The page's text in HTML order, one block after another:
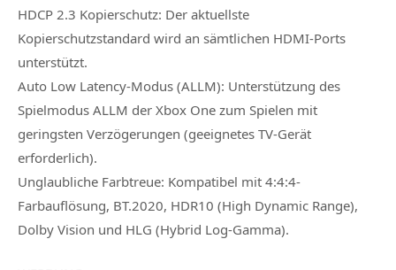
HDCP 2.3 Kopierschutz: Der aktuellste
Kopierschutzstandard wird an sämtlichen HDMI-Ports
unterstützt.
Auto Low Latency-Modus (ALLM): Unterstützung des
Spielmodus ALLM der Xbox One zum Spielen mit
geringsten Verzögerungen (geeignetes TV-Gerät
erforderlich).
Unglaubliche Farbtreue: Kompatibel mit 4:4:4-
Farbauflösung, BT.2020, HDR10 (High Dynamic Range),
Dolby Vision und HLG (Hybrid Log-Gamma).